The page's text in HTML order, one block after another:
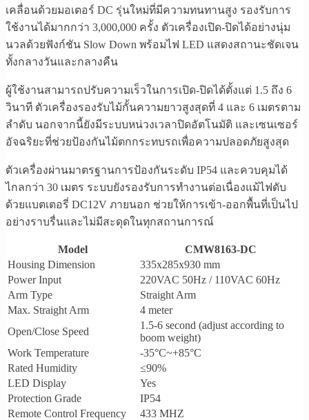
เคลื่อนด้วยมอเตอร์ DC รุ่นใหม่ที่มีความทนทานสูง รองรับการ
ใช้งานได้มากกว่า 3,000,000 ครั้ง ตัวเครื่องเปิด-ปิดได้อย่างนุ่ม
นวลด้วยฟังก์ชัน Slow Down พร้อมไฟ LED แสดงสถานะชัดเจน
ทั้งกลางวันและกลางคืน
ผู้ใช้งานสามารถปรับความเร็วในการเปิด-ปิดได้ตั้งแต่ 1.5 ถึง 6
วินาที ตัวเครื่องรองรับไม้กั้นความยาวสูงสุดที่ 4 และ 6 เมตรตาม
ลำดับ นอกจากนี้ยังมีระบบหน่วงเวลาปิดอัตโนมัติ และเซนเซอร์
อัจฉริยะที่ช่วยป้องกันไม้ตกกระทบรถเพื่อความปลอดภัยสูงสุด
ตัวเครื่องผ่านมาตรฐานการป้องกันระดับ IP54 และควบคุมได้
ไกลกว่า 30 เมตร ระบบยังรองรับการทำงานต่อเนื่องแม้ไฟดับ
ด้วยแบตเตอรี่ DC12V ภายนอก ช่วยให้การเข้า-ออกพื้นที่เป็นไป
อย่างราบรื่นและไม่มีสะดุดในทุกสถานการณ์
Model
CMW8163-DC
Housing Dimension
335x285x930 mm
Power Input
220VAC 50Hz / 110VAC 60Hz
Arm Type
Straight Arm
Max. Straight Arm
4 meter
Open/Close Speed
1.5-6 second (adjust according to
boom weight)
Work Temperature
-35°C~+85°C
Rated Humidity
≤90%
LED Display
Yes
Protection Grade
IP54
Remote Control Frequency
433 MHZ